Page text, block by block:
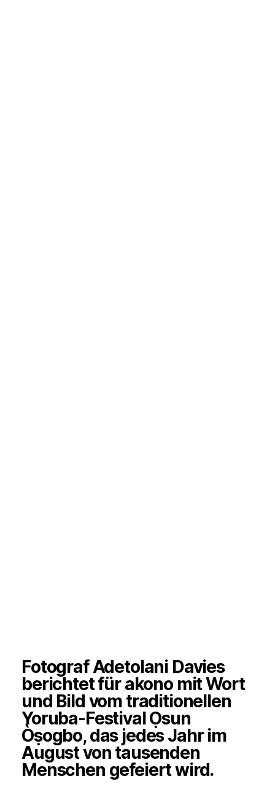
Fotograf Adetolani Davies
berichtet für akono mit Wort
und Bild vom traditionellen
Yoruba-Festival Ọ̀sun
Òṣogbo, das jedes Jahr im
August von tausenden
Menschen gefeiert wird.